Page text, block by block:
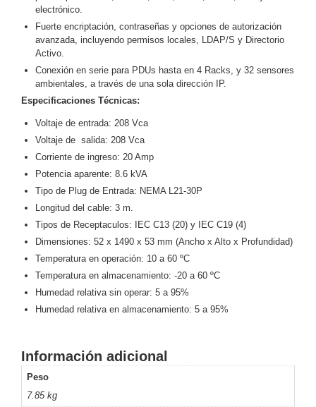
-
PinholePTZVideograbadoras
Analógicas
- TurboHD
TVI / AHD
/ CVI
Drones,
Robots e
Industrial
Cámaras
Energía
Adaptadores
de
ParedBateríasFuentes
de
AlimentaciónFuentes
de
Alimentación
con
PoE
PDUPlantas
de
Energía
de Largo
electrónico.
Fuerte encriptación, contraseñas y opciones de autorización
avanzada, incluyendo permisos locales, LDAP/S y Directorio
Activo.
Conexión en serie para PDUs hasta en 4 Racks, y 32 sensores
ambientales, a través de una sola dirección IP.
Especificaciones Técnicas:
Voltaje de entrada: 208 Vca
Voltaje de salida: 208 Vca
Corriente de ingreso: 20 Amp
Potencia aparente: 8.6 kVA
Tipo de Plug de Entrada: NEMA L21-30P
Longitud del cable: 3 m.
Tipos de Receptaculos: IEC C13 (20) y IEC C19 (4)
Dimensiones: 52 x 1490 x 53 mm (Ancho x Alto x Profundidad)
Temperatura en operación: 10 a 60 ºC
Temperatura en almacenamiento: -20 a 60 ºC
Humedad relativa sin operar: 5 a 95%
Humedad relativa en almacenamiento: 5 a 95%
Información adicional
Peso
7.85 kg